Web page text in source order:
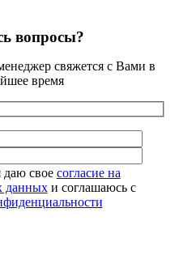
вопросы?
свяжется с Вами в
время
даю свое согласие на
данныхи соглашаюсь с